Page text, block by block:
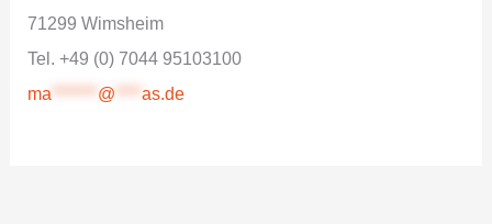
71299 Wimsheim
Tel. +49 (0) 7044 95103100
ma ******* @ ****as.de